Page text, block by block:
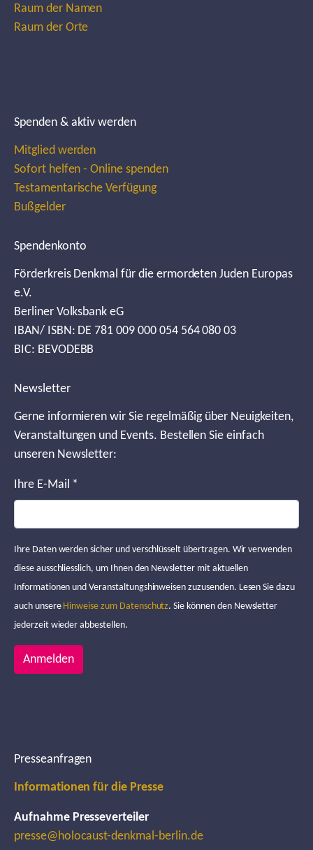
Raum der Namen
Raum der Orte
Spenden & aktiv werden
Mitglied werden
Sofort helfen - Online spenden
Testamentarische Verfügung
Bußgelder
Spendenkonto
Förderkreis Denkmal für die ermordeten Juden Europas
e.V.
Berliner Volksbank eG
IBAN/ ISBN: DE 781 009 000 054 564 080 03
BIC: BEVODEBB
Newsletter
Gerne informieren wir Sie regelmäßig über Neuigkeiten,
Veranstaltungen und Events. Bestellen Sie einfach
unseren Newsletter:
Ihre E-Mail *
Ihre Daten werden sicher und verschlüsselt übertragen. Wir verwenden
diese ausschliesslich, um Ihnen den Newsletter mit aktuellen
Informationen und Veranstaltungshinweisen zuzusenden. Lesen Sie dazu
auch unsere Hinweise zum Datenschutz. Sie können den Newsletter
jederzeit wieder abbestellen.
Anmelden
Presseanfragen
Informationen für die Presse
Aufnahme Presseverteiler
presse@holocaust-denkmal-berlin.de